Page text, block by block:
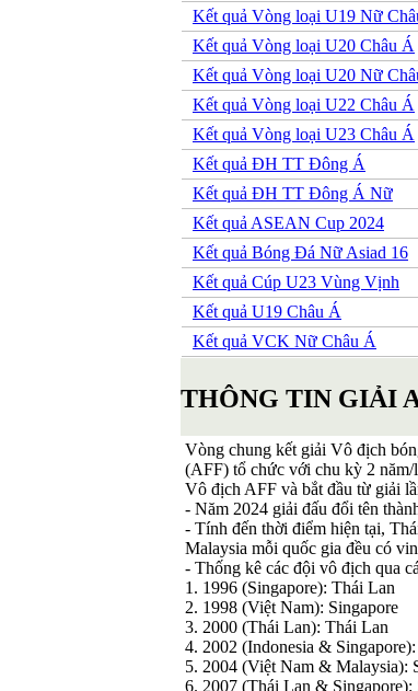
Kết quả Vòng loại U19 Nữ
Kết quả Vòng loại U20 Châu Á
Kết quả Vòng loại U20 Nữ
Kết quả Vòng loại U22 Châu Á
Kết quả Vòng loại U23 Châu Á
Kết quả ĐH TT Đông Á
Kết quả ĐH TT Đông Á Nữ
Kết quả ASEAN Cup 2024
Kết quả Bóng Đá Nữ Asiad 16
Kết quả Cúp U23 Vùng Vịnh
Kết quả U19 Châu Á
Kết quả VCK Nữ Châu Á
THÔNG TIN GIẢI
Vòng chung kết giải Vô địch
(AFF) tổ chức với chu kỳ 2 năm/
Vô địch AFF và bắt đầu từ giải
- Năm 2024 giải đấu đổi tên
- Tính đến thời điểm hiện tại,
Malaysia mỗi quốc gia đều có
- Thống kê các đội vô địch qua
1. 1996 (Singapore): Thái Lan
2. 1998 (Việt Nam): Singapore
3. 2000 (Thái Lan): Thái Lan
4. 2002 (Indonesia &
5. 2004 (Việt Nam & Malaysia):
6. 2007 (Thái Lan & Singapore):